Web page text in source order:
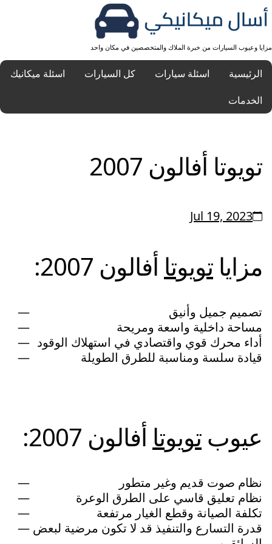
مزايا وعيوب السيارات من خبرة الملاك والمتخصصين في مكان واحد
الرئيسية اسئلة سيارات كل السيارات
اسئلة ميكانيك
الخدمات
تويوتا أفالون 2007
Jul 19, 2023
مزايا تويوتا أفالون 2007:
تصميم جميل وأنيق
مساحة داخلية واسعة ومريحة
أداء محرك قوي واقتصادي في استهلاك الوقود
قيادة سلسة ومناسبة للطرق الطويلة
عيوب تويوتا أفالون 2007:
نظام صوت قديم وغير متطور
نظام تعليق قاسي على الطرق الوعرة
تكلفة الصيانة وقطع الغيار مرتفعة
قدرة التسارع والتنفيذ قد لا تكون مرضية لبعض